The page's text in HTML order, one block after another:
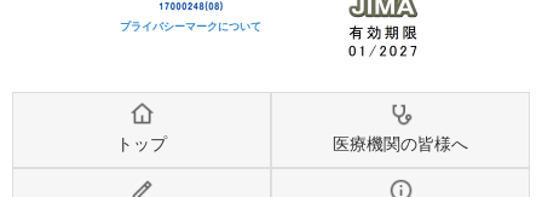
プライバシーマークについて
トップ 医療機関の皆様へ